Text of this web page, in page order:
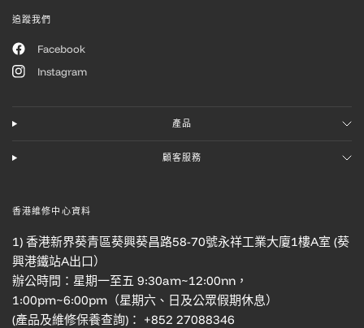
追蹤我們
Facebook
Instagram
產品
顧客服務
香港維修中心資料
1) 香港新界葵青區葵興葵昌路58-70號永祥工業大廈1樓A室 (葵
興港鐵站A出口）
辦公時間：星期一至五 9:30am~12:00nn，
1:00pm~6:00pm（星期六、日及公眾假期休息）
(產品及維修保養查詢)： +852 27088346